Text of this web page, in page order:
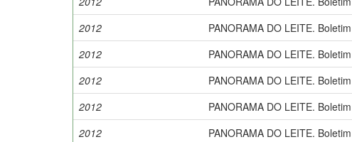
2012
PANORAMA DO LEITE.
2012
PANORAMA DO LEITE.
2012
PANORAMA DO LEITE.
2012
PANORAMA DO LEITE.
2012
PANORAMA DO LEITE.